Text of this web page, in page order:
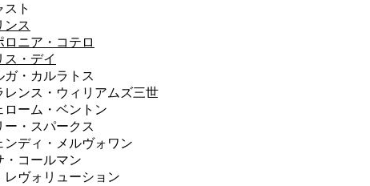
スト
ンス
ロニア・コテロ
ス・デイ
ガ・カルラトス
レンス・ウィリアムズ三世
ローム・ベントン
ー・スパークス
ンディ・メルヴォワン
・コールマン
レヴォリューション